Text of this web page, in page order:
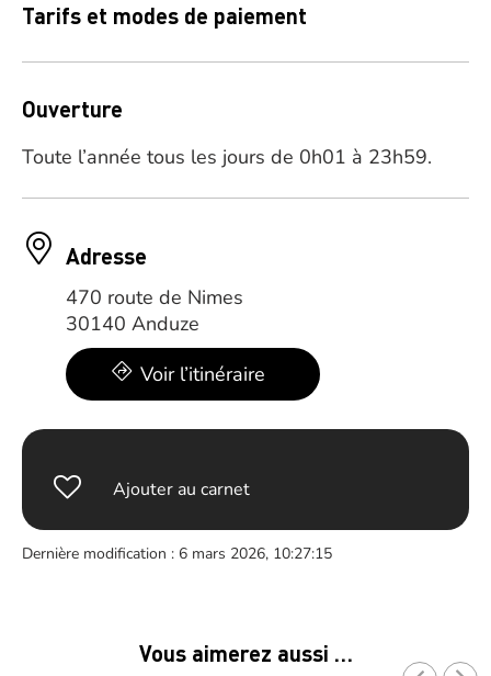
Tarifs et modes de paiement
Ouverture
Toute l’année tous les jours de 0h01 à 23h59.
Adresse
470 route de Nimes
30140 Anduze
Voir l’itinéraire
Ajouter au carnet
Dernière modification : 6 mars 2026, 10:27:15
Vous aimerez aussi …